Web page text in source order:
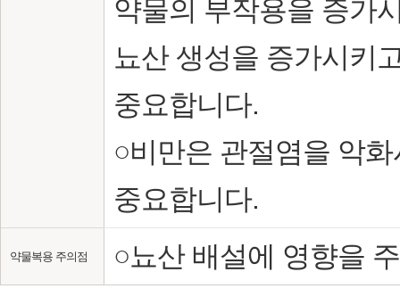
약물의 부작용을 증가
뇨산 생성을 증가시키
중요합니다.
○비만은 관절염을 악
중요합니다.
약물복용 주의점 ○뇨산 배설에 영향을